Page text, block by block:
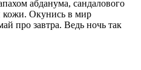
абданума, сандалового
кожи. Окунись в мир
про завтра. Ведь ночь так